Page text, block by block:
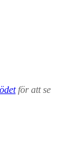
för att se